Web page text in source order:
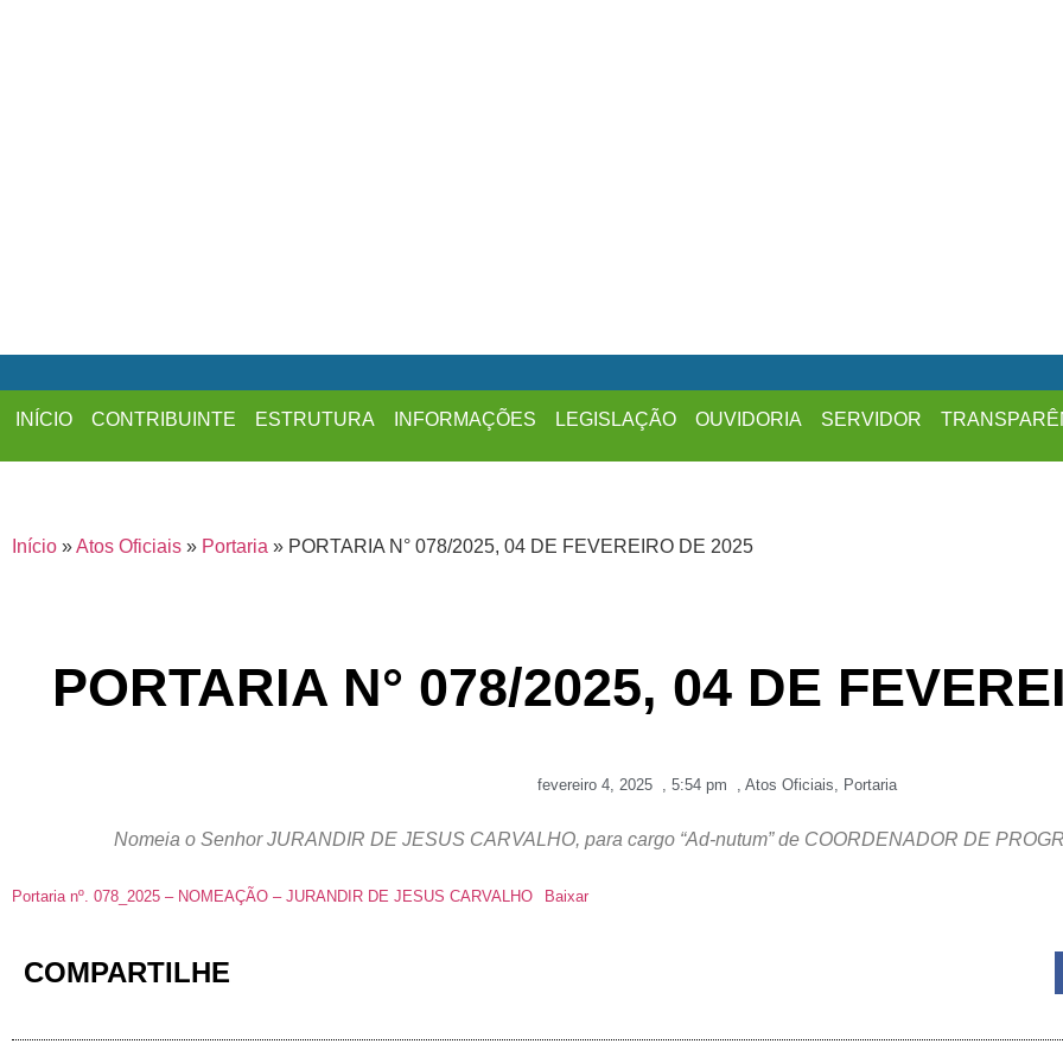
INÍCIO CONTRIBUINTE ESTRUTURA INFORMAÇÕES LEGISLAÇÃO OUVIDORIA SERVIDOR
Início »Atos Oficiais » Portaria » PORTARIA N° 078/2025, 04 DE FEVEREIRO DE 2025
PORTARIA N° 078/2025, 04 DE
fevereiro 4, 2025 , 5:54 pm , Atos Oficiais, Portaria
Nomeia o Senhor JURANDIR DE JESUS CARVALHO, para cargo “Ad-nutum” de COORDENADOR DE
Portaria nº. 078_2025 – NOMEAÇÃO – JURANDIR DE JESUS CARVALHO Baixar
COMPARTILHE